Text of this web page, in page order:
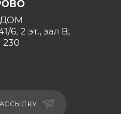
6, 2 эт., зал В,
230